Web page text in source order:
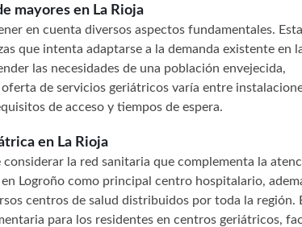
mayores en La Rioja
en cuenta diversos aspectos fundamentales. Esta
que intenta adaptarse a la demanda existente en
las necesidades de una población envejecida,
de servicios geriátricos varía entre
de acceso y tiempos de espera.
en La Rioja
la red sanitaria que complementa la
Logroño como principal centro hospitalario,
centros de salud distribuidos por toda la región.
para los residentes en centros geriátricos,